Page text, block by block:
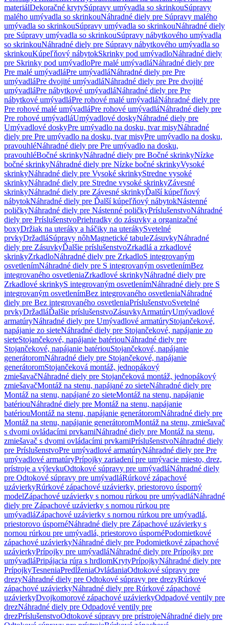
materiálDekoračné krytySúpravy umývadla so skrinkouSúpravy
malého umývadla so skrinkouNáhradné diely pre Súpravy malého
umývadla so skrinkouSúpravy umývadla so skrinkouNáhradné diely
pre Súpravy umývadla so skrinkouSúpravy nábytkového umývadla
so skrinkouNáhradné diely pre Súpravy nábytkového umývadla so
skrinkouKúpeľňový nábytokSkrinky pod umývadloNáhradné diely
pre Skrinky pod umývadloPre malé umývadláNáhradné diely pre
Pre malé umývadláPre umývadláNáhradné diely pre Pre
umývadláPre dvojité umývadláNáhradné diely pre Pre dvojité
umývadláPre nábytkové umývadláNáhradné diely pre Pre
nábytkové umývadláPre rohové malé umývadláNáhradné diely pre
Pre rohové malé umývadláPre rohové umývadláNáhradné diely pre
Pre rohové umývadláUmývadlové doskyNáhradné diely pre
Umývadlové doskyPre umývadlo na dosku, tvar misyNáhradné
diely pre Pre umývadlo na dosku, tvar misyPre umývadlo na dosku,
pravouhléNáhradné diely pre Pre umývadlo na dosku,
pravouhléBočné skrinkyNáhradné diely pre Bočné skrinkyNízke
bočné skrinkyNáhradné diely pre Nízke bočné skrinkyVysoké
skrinkyNáhradné diely pre Vysoké skrinkyStredne vysoké
skrinkyNáhradné diely pre Stredne vysoké skrinkyZávesné
skrinkyNáhradné diely pre Závesné skrinkyĎalší kúpeľňový
nábytokNáhradné diely pre Ďalší kúpeľňový nábytokNástenné
poličkyNáhradné diely pre Nástenné poličkyPríslušenstvoNáhradné
diely pre PríslušenstvoPriehradky do zásuvky a organizačné
boxyDržiak na uteráky a háčiky na uterákySvetelné
prvkyDržadláSúpravy nôhMagnetické tabuleZásuvkyNáhradné
diely pre ZásuvkyĎalšie príslušenstvoZrkadlá a zrkadlové
skrinkyZrkadloNáhradné diely pre ZrkadloS integrovaným
osvetlenímNáhradné diely pre S integrovaným osvetlenímBez
integrovaného osvetleniaZrkadlové skrinkyNáhradné diely pre
Zrkadlové skrinkyS integrovaným osvetlenímNáhradné diely pre S
integrovaným osvetlenímBez integrovaného osvetleniaNáhradné
diely pre Bez integrovaného osvetleniaPríslušenstvoSvetelné
prvkyDržadláĎalšie príslušenstvoZásuvkyArmatúryUmývadlové
armatúryNáhradné diely pre Umývadlové armatúryStojančekové,
napájanie zo sieteNáhradné diely pre Stojančekové, napájanie zo
sieteStojančekové, napájanie batériouNáhradné diely pre
Stojančekové, napájanie batériouStojančekové, napájanie
generátoromNáhradné diely pre Stojančekové, napájanie
generátoromStojančeková montáž, jednopákový
zmiešavačNáhradné diely pre Stojančeková montáž, jednopákový
zmiešavačMontáž na stenu, napájané zo sieteNáhradné diely pre
Montáž na stenu, napájané zo sieteMontáž na stenu, napájanie
batériouNáhradné diely pre Montáž na stenu, napájanie
batériouMontáž na stenu, napájanie generátoromNáhradné diely pre
Montáž na stenu, napájanie generátoromMontáž na stenu, zmiešavač
s dvomi ovládacími prvkamiNáhradné diely pre Montáž na stenu,
zmiešavač s dvomi ovládacími prvkamiPríslušenstvoNáhradné diely
pre PríslušenstvoPre umývadlové armatúryNáhradné diely pre Pre
umývadlové armatúryPrípojky zariadení pre umývacie miesto, drez,
prístroje a výlevkuOdtokové súpravy pre umývadláNáhradné diely
pre Odtokové súpravy pre umývadláRúrkové zápachové
uzávierkyRúrkové zápachové uzávierky, priestorovo úsporný
modelZápachové uzávierky s nornou rúrkou pre umývadláNáhradné
diely pre Zápachové uzávierky s nornou rúrkou pre
umývadláZápachové uzávierky s nornou rúrkou pre umývadlá,
priestorovo úspornéNáhradné diely pre Zápachové uzávierky s
nornou rúrkou pre umývadlá, priestorovo úspornéPodomietkové
zápachové uzávierkyNáhradné diely pre Podomietkové zápachové
uzávierkyPrípojky pre umývadláNáhradné diely pre Prípojky pre
umývadláPripájacia rúra s hrdlomKrytyPrípojkyNáhradné diely pre
PrípojkyTesneniaPredĺženiaOvládaniaOdtokové súpravy pre
drezyNáhradné diely pre Odtokové súpravy pre drezyRúrkové
zápachové uzávierkyNáhradné diely pre Rúrkové zápachové
uzávierkyDvojkomorové zápachové uzávierkyOdpadové ventily pre
drezNáhradné diely pre Odpadové ventily pre
drezPríslušenstvoOdtokové súpravy pre prístrojeNáhradné diely pre